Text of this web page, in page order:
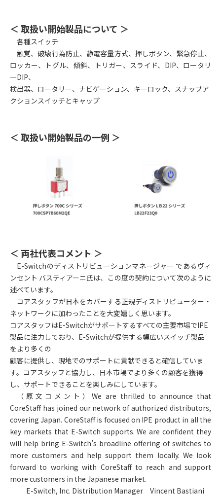
＜ 取扱い開始製品について ＞
各種スイッチ
触覚、破壊行為防止、静電容量方式、押しボタン、緊急停止、
ロッカー、トグル、傾斜、トリガー、スライド、DIP、ロータリ
ーDIP、
検出器、ロータリー、ナビゲーション、キーロック、スナップア
クションスイッチとキャップ
＜ 取扱い開始製品の一例 ＞
＜ 両社代表コメント ＞
E-Switchのディストリビューションマネージャー であるヴィ
ンセント バスティアーニ氏は、この度の契約について次のように
述べています。
コアスタッフが日本をカバーする正規ディストリビューター・
ネットワークに加わったことを大変嬉しく思います。
コアスタッフはE-Switchがサポートするすべての主要市場でIPE
製品に注力しており、E-Switchが提供する幅広いスイッチ製品
をより多くの
顧客に提供し、現地でのサポートに貢献できると確信していま
す。コアスタッフと協力し、日本市場でより多くの顧客を獲得
し、サポートできることを楽しみにしています。
（原文コメント）We are thrilled to announce that
CoreStaff has joined our network of authorized distributors,
covering Japan. CoreStaff is focused on IPE product in all the
key markets that E-Switch supports. We are confident they
will help bring E-Switch’s broadline offering of switches to
more customers and help support them locally. We look
forward to working with CoreStaff to reach and support
more customers in the Japanese market.
E-Switch, Inc. Distribution Manager Vincent Bastiani